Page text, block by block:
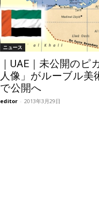
ニュース
｜UAE｜未公開のピ
人像」がルーブル美
で公開へ
editor - 2013年3月29日